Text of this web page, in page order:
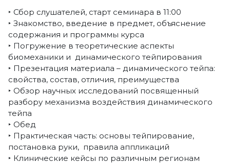
‣ Сбор слушателей, старт семинара в 11:00
‣ Знакомство, введение в предмет, объяснение
содержания и программы курса
‣ Погружение в теоретические аспекты
биомеханики и динамического тейпирования
‣ Презентация материала – динамического тейпа:
свойства, состав, отличия, преимущества
‣ Обзор научных исследований посвященный
разбору механизма воздействия динамического
тейпа
‣ Обед
‣ Практическая часть: основы тейпирование,
постановка руки, правила аппликаций
‣ Клинические кейсы по различным регионам